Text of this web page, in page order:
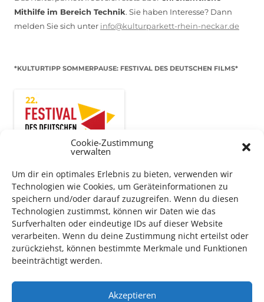
Cookie-Zustimmung
verwalten
Um dir ein optimales Erlebnis zu bieten, verwenden wir
Technologien wie Cookies, um Geräteinformationen zu
speichern und/oder darauf zuzugreifen. Wenn du diesen
Technologien zustimmst, können wir Daten wie das
Surfverhalten oder eindeutige IDs auf dieser Website
verarbeiten. Wenn du deine Zustimmung nicht erteilst oder
zurückziehst, können bestimmte Merkmale und Funktionen
beeinträchtigt werden.
Akzeptieren
Mithilfe im Bereich Technik. Sie haben Interesse? Dann
melden Sie sich unter info@kulturparkett-rhein-neckar.de
*KULTURTIPP SOMMERPAUSE: FESTIVAL DES DEUTSCHEN FILMS*
Auch dieses Jahr findet wieder das
Films
in Ludwigshafen statt.
Vom 19. August bist zum 9. SeptemberhabenKulturpass-
Inhaber*innen freien Eintritt